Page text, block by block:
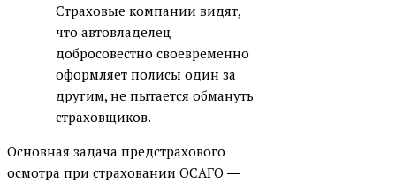
Страховые компании видят,
что автовладелец
добросовестно своевременно
оформляет полисы один за
другим, не пытается обмануть
страховщиков.
Основная задача предстрахового
осмотра при страховании ОСАГО ―